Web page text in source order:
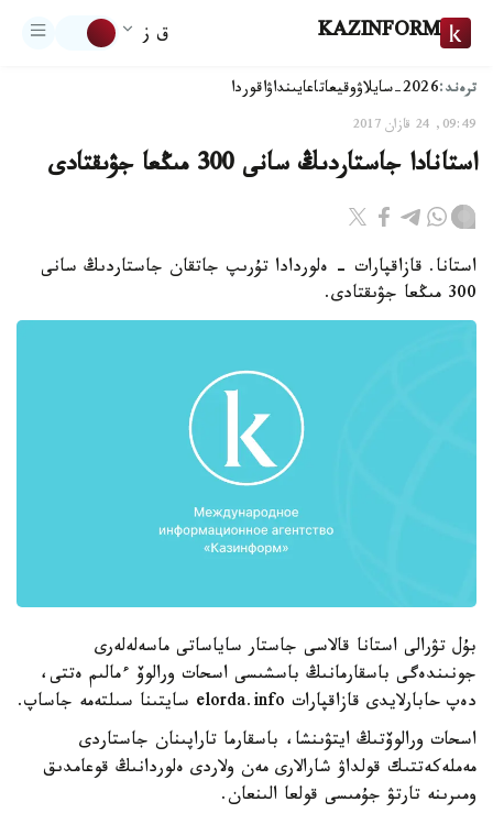
KAZINFORM ق ز
ترەند:2026-سايلاۋ وقيعاتاعايىنداۋاقوردا
09:49, 24 قازان 2017
استانادا جاستاردىڭ سانى 300 مىڭعا جۋىقتادى
استانا. قازاقپارات - ەلوردادا تۇرىپ جاتقان جاستاردىڭ سانى
300 مىڭعا جۋىقتادى.
بۇل تۋرالى استانا قالاسى جاستار ساياساتى ماسەلەلەرى
جونىندەگى باسقارمانىڭ باسشىسى اسحات ورالوۆ ءمالىم ەتتى،
دەپ حابارلايدى قازاقپارات elorda.info سايتىنا سىلتەمە جاساپ.
اسحات ورالوۆتىڭ ايتۋىنشا، باسقارما تاراپىنان جاستاردى
مەملەكەتتىك قولداۋ شارالارى مەن ولاردى ەلوردانىڭ قوعامدىق
ومىرىنە تارتۋ جۇمىسى قولعا الىنعان.